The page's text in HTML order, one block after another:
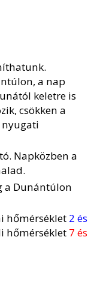
a nap
keletre is
csökken a
nyugati
Napközben a
a Dunántúlon
hőmérséklet 2 és
hőmérséklet 7 és